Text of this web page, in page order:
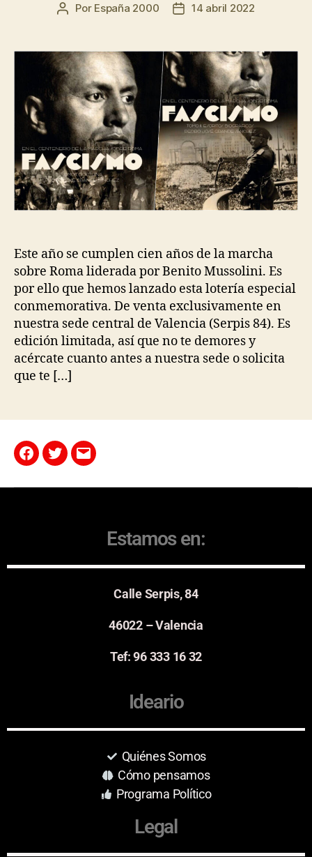
Por España 2000 14 abril 2022
Este año se cumplen cien años de la marcha
sobre Roma liderada por Benito Mussolini. Es
por ello que hemos lanzado esta lotería especial
conmemorativa. De venta exclusivamente en
nuestra sede central de Valencia (Serpis 84). Es
edición limitada, así que no te demores y
acércate cuanto antes a nuestra sede o solicita
que te […]
Estamos en:
Calle Serpis, 84
46022 – Valencia
Tef: 96 333 16 32
Ideario
Quiénes Somos
Cómo pensamos
Programa Político
Legal